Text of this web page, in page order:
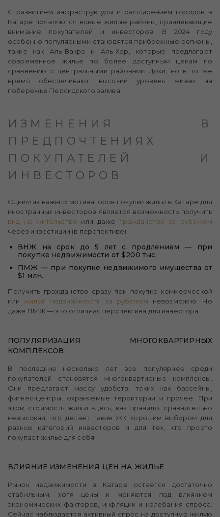
С развитием инфраструктуры и расширением городов в
Катаре появляются новые жилые районы, привлекающие
внимание покупателей и инвесторов. В 2024 году
особенно популярными становятся прибрежные регионы,
такие как Аль-Вакра и Аль-Хор, которые предлагают
современное жилье по более доступным ценам по
сравнению с центральными районами Дохи, но в то же
время обеспечивают высокий уровень жизни на
побережье Персидского залива.
ИЗМЕНЕНИЯ В
ПРЕДПОЧТЕНИЯХ
ПОКУПАТЕЛЕЙ И
ИНВЕСТОРОВ
Одним из важных мотиваторов покупки жилья в Катаре для
иностранных инвесторов является возможность получить
вид на жительство или даже гражданство за рубежом
через инвестиции (в перспективе):
ВНЖ на срок до 5 лет с продлением — при
покупке недвижимости от $200 тыс.
ПМЖ — при покупке недвижимого имущества от
$1 млн.
Получить гражданство сразу при покупке коммерческой
или жилой недвижимости за рубежом невозможно. Но
даже ПМЖ — это отличная перспектива для инвестора.
ПОПУЛЯРИЗАЦИЯ МНОГОКВАРТИРНЫХ
КОМПЛЕКСОВ
В последние несколько лет все популярнее среди
покупателей становятся многоквартирные комплексы.
Они предлагают массу удобств, таких как бассейны,
фитнес-центры, охраняемые территории и прочее. При
этом стоимость жилья здесь, как правило, сравнительно
невысокая, что делает такие ЖК хорошим выбором для
разных категорий инвесторов и для тех, кто просто
покупает жилье для себя.
ВЛИЯНИЕ ИЗМЕНЕНИЯ ЦЕН НА ЖИЛЬЕ
Рынок недвижимости в Катаре остается достаточно
стабильным, хотя цены и меняются под влиянием
экономических факторов, инфляции и колебания спроса.
Сейчас наблюдается активный спрос на доступную жилую